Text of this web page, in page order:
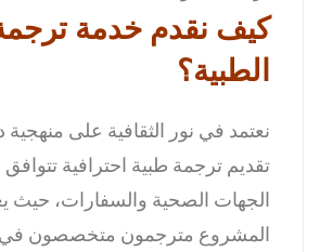
كيف نقدم خدمة ترجمة
الطبية؟
نعتمد في نور الثقافية على
تقديم ترجمة طبية احترافية
الجهات الصحية والسفارات، حيث
المشروع مترجمون متخصصون في